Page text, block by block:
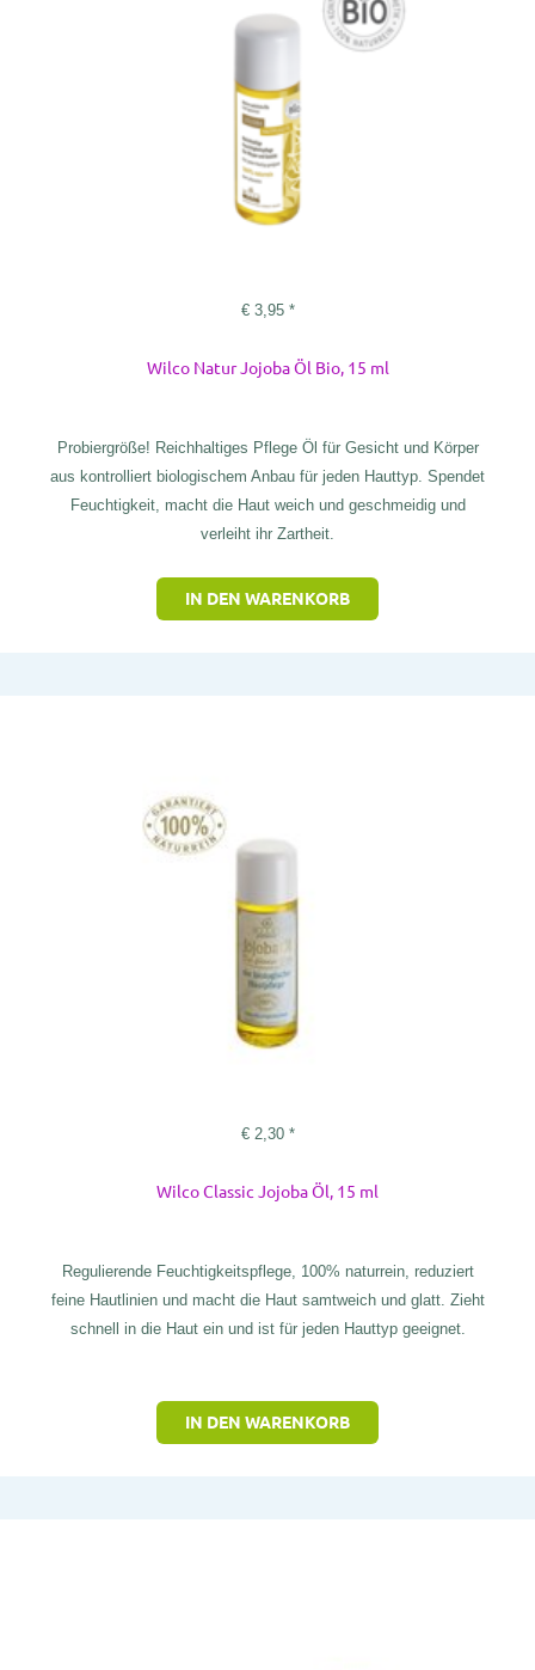
€3,95 *
Wilco Natur Jojoba Öl Bio, 15 ml
Probiergröße! Reichhaltiges Pflege Öl für Gesicht und Körper
aus kontrolliert biologischem Anbau für jeden Hauttyp. Spendet
Feuchtigkeit, macht die Haut weich und geschmeidig und
verleiht ihr Zartheit.
IN DEN WARENKORB
€2,30 *
Wilco Classic Jojoba Öl, 15 ml
Regulierende Feuchtigkeitspflege, 100% naturrein, reduziert
feine Hautlinien und macht die Haut samtweich und glatt. Zieht
schnell in die Haut ein und ist für jeden Hauttyp geeignet.
IN DEN WARENKORB